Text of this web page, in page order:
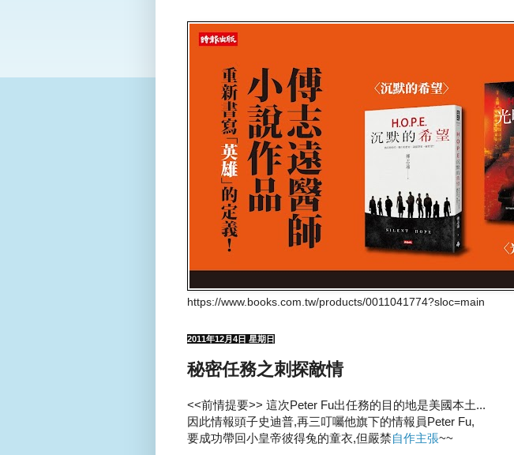
https://www.books.com.tw/products/0011041774?sloc=main
2011年12月4日 星期日
秘密任務之刺探敵情
<<前情提要>> 這次Peter Fu出任務的目的地是美國本土...
因此情報頭子史迪普,再三叮囑他旗下的情報員Peter Fu,
要成功帶回小皇帝彼得兔的童衣,但嚴禁自作主張~~